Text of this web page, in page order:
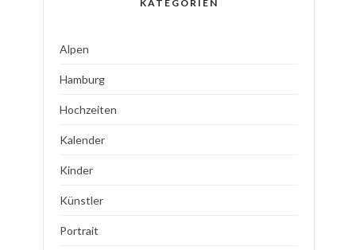
KATEGORIEN
Alpen
Hamburg
Hochzeiten
Kalender
Kinder
Künstler
Portrait